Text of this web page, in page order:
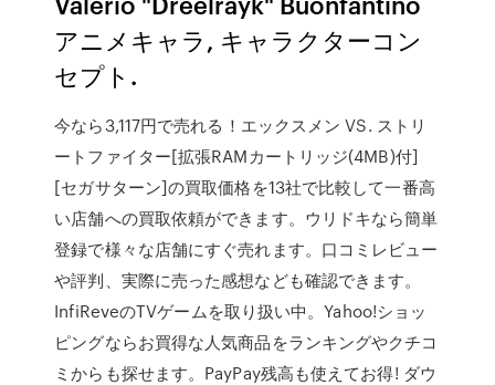
アニメキャラ, キャラクターコン
セプト.
今なら3,117円で売れる！エックスメン VS. ストリ
ートファイター[拡張RAMカートリッジ(4MB)付]
[セガサターン]の買取価格を13社で比較して一番高
い店舗への買取依頼ができます。ウリドキなら簡単
登録で様々な店舗にすぐ売れます。口コミレビュー
や評判、実際に売った感想なども確認できます。
InfiReveのTVゲームを取り扱い中。Yahoo!ショッ
ピングならお買得な人気商品をランキングやクチコ
ミからも探せます。PayPay残高も使えてお得! ダウ